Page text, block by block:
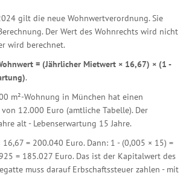
gilt die neue Wohnwertverordnung. Sie
Der Wert des Wohnrechts wird nicht
wird berechnet.
= (Jährlicher Mietwert × 16,67) × (1 -
.
m²-Wohnung in München hat einen
12.000 Euro (amtliche Tabelle). Der
alt - Lebenserwartung 15 Jahre.
16,67 = 200.040 Euro. Dann: 1 - (0,005 × 15) =
= 185.027 Euro. Das ist der Kapitalwert des
muss darauf Erbschaftssteuer zahlen - mit